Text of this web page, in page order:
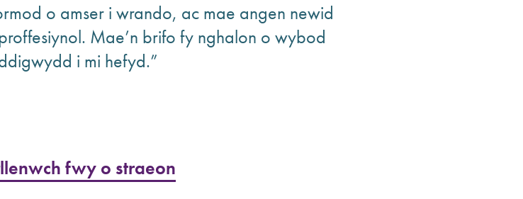
o amser i wrando, ac mae angen newid
Mae’n brifo fy nghalon o wybod
i mi hefyd.”
fwy o straeon